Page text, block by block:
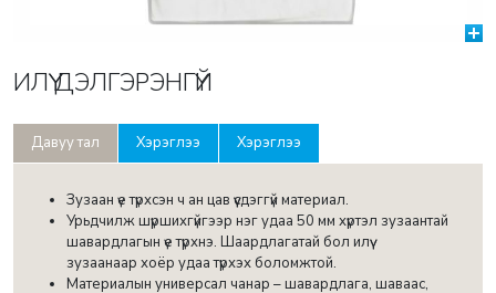
ИЛҮҮ ДЭЛГЭРЭНГҮЙ
Давуу тал Хэрэглээ Хэрэглээ
Зузаан үе түрхсэн ч ан цав үүсдэггүй материал.
Урьдчилж шүршихгүйгээр нэг удаа 50 мм хүртэл зузаантай
шавардлагын үе түрхнэ. Шаардлагатай бол илүү
зузаанаар хоёр удаа түрхэх боломжтой.
Материалын универсал чанар – шавардлага, шаваас,